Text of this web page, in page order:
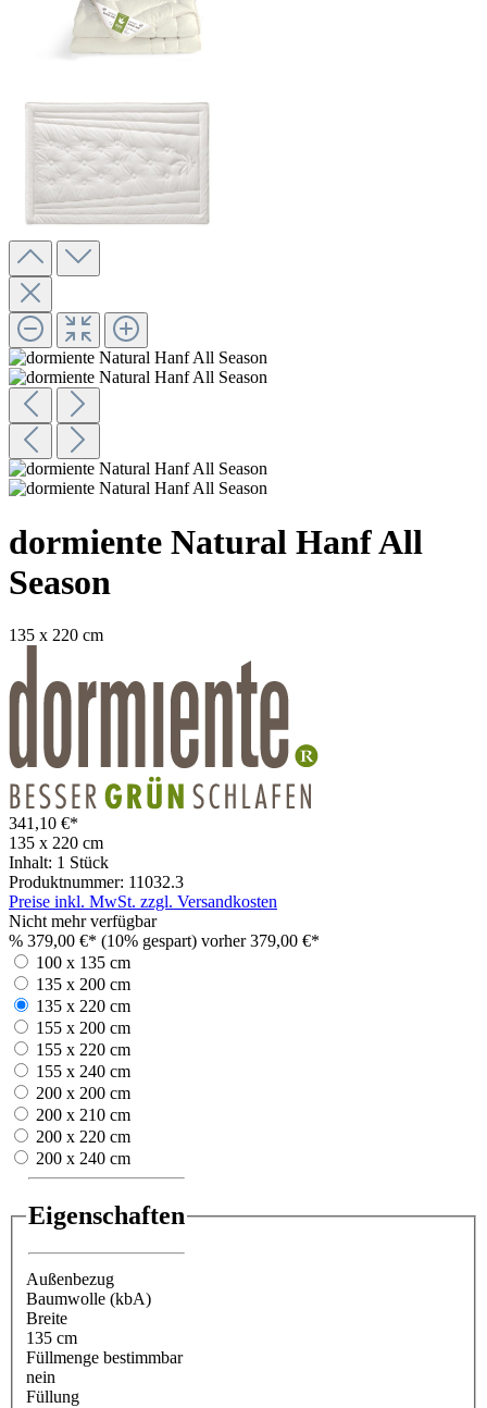
dormiente Natural Hanf All
Season
135 x 220 cm
341,10 €*
135 x 220 cm
Inhalt: 1 Stück
Produktnummer: 11032.3
Preise inkl. MwSt. zzgl. Versandkosten
Nicht mehr verfügbar
% 379,00 €* (10% gespart) vorher 379,00 €*
100 x 135 cm
135 x 200 cm
135 x 220 cm
155 x 200 cm
155 x 220 cm
155 x 240 cm
200 x 200 cm
200 x 210 cm
200 x 220 cm
200 x 240 cm
Eigenschaften
Außenbezug
Baumwolle (kbA)
Breite
135 cm
Füllmenge bestimmbar
nein
Füllung